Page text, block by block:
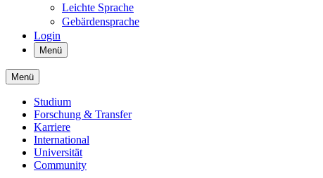
Leichte Sprache
Gebärdensprache
Login
Menü
Menü
Studium
Forschung & Transfer
Karriere
International
Universität
Community